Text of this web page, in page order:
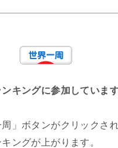
キングに参加しています
周」ボタンがクリックさ
キングが上がります。